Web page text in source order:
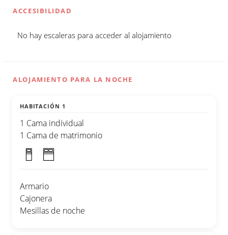
ACCESIBILIDAD
No hay escaleras para acceder al alojamiento
ALOJAMIENTO PARA LA NOCHE
HABITACIÓN 1
1 Cama individual
1 Cama de matrimonio
Armario
Cajonera
Mesillas de noche